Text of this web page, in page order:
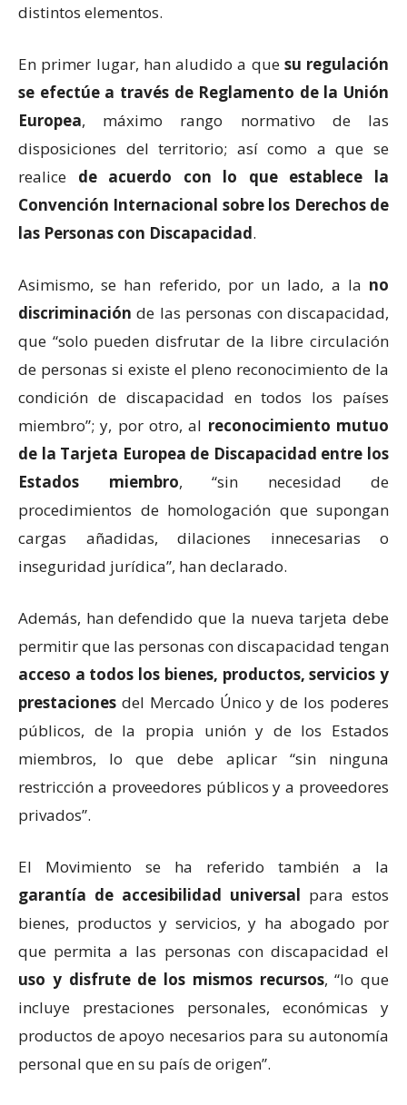
distintos elementos.
En primer lugar, han aludido a que su regulación
se efectúe a través de Reglamento de la Unión
Europea, máximo rango normativo de las
disposiciones del territorio; así como a que se
realice de acuerdo con lo que establece la
Convención Internacional sobre los Derechos de
las Personas con Discapacidad.
Asimismo, se han referido, por un lado, a la no
discriminación de las personas con discapacidad,
que “solo pueden disfrutar de la libre circulación
de personas si existe el pleno reconocimiento de la
condición de discapacidad en todos los países
miembro”; y, por otro, al reconocimiento mutuo
de la Tarjeta Europea de Discapacidad entre los
Estados miembro, “sin necesidad de
procedimientos de homologación que supongan
cargas añadidas, dilaciones innecesarias o
inseguridad jurídica”, han declarado.
Además, han defendido que la nueva tarjeta debe
permitir que las personas con discapacidad tengan
acceso a todos los bienes, productos, servicios y
prestaciones del Mercado Único y de los poderes
públicos, de la propia unión y de los Estados
miembros, lo que debe aplicar “sin ninguna
restricción a proveedores públicos y a proveedores
privados”.
El Movimiento se ha referido también a la
garantía de accesibilidad universal para estos
bienes, productos y servicios, y ha abogado por
que permita a las personas con discapacidad el
uso y disfrute de los mismos recursos, “lo que
incluye prestaciones personales, económicas y
productos de apoyo necesarios para su autonomía
personal que en su país de origen”.